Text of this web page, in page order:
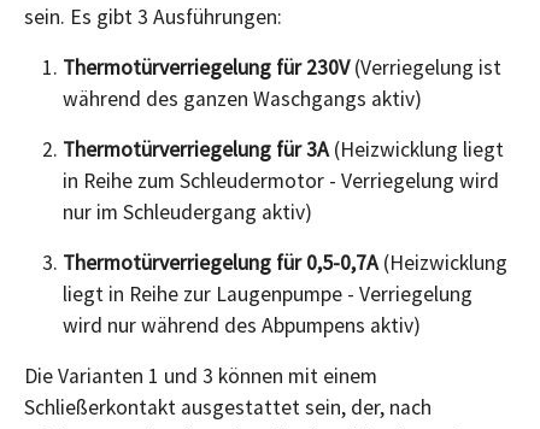
sein. Es gibt 3 Ausführungen:
Thermotürverriegelung für 230V(Verriegelung ist
während des ganzen Waschgangs aktiv)
Thermotürverriegelung für 3A(Heizwicklung liegt
in Reihe zum Schleudermotor - Verriegelung wird
nur im Schleudergang aktiv)
Thermotürverriegelung für 0,5-0,7A(Heizwicklung
liegt in Reihe zur Laugenpumpe - Verriegelung
wird nur während des Abpumpens aktiv)
Die Varianten 1 und 3 können mit einem
Schließerkontakt ausgestattet sein, der, nach